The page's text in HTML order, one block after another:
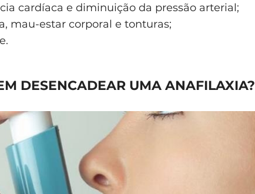
cardíaca e diminuição da pressão arterial;
mau-estar corporal e tonturas;
DESENCADEAR UMA ANAFILAXIA?